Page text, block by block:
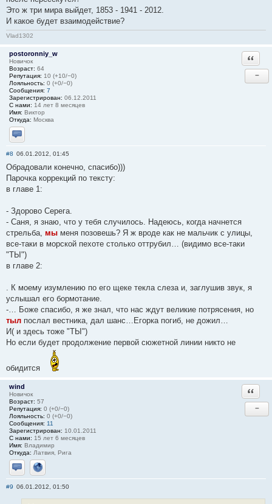
Это ж три мира выйдет, 1853 - 1941 - 2012.
И какое будет взаимодействие?
Vlad1302
postoronniy_w
Новичок
Возраст: 64
Репутация: 10 (+10/−0)
Лояльность: 0 (+0/−0)
Сообщения: 7
Зарегистрирован: 06.12.2011
С нами: 14 лет 8 месяцев
Имя: Виктор
Откуда: Москва
Отправить личное сообщение
−
#8 06.01.2012, 01:45
Обрадовали конечно, спасибо)))
Парочка коррекций по тексту:
в главе 1:
- Здорово Серега.
- Саня, я знаю, что у тебя случилось. Надеюсь, когда начнется
стрельба, мы меня позовешь? Я ж вроде как не мальчик с улицы,
все-таки в морской пехоте столько оттрубил… (видимо все-таки
"ТЫ")
в главе 2:
. К моему изумлению по его щеке текла слеза и, заглушив звук, я
услышал его бормотание.
-… Боже спасибо, я же знал, что нас ждут великие потрясения, но
тыл послал вестника, дал шанс…Егорка погиб, не дожил…
И( и здесь тоже "ТЫ")
Но если будет продолжение первой сюжетной линии никто не
обидится
wind
Новичок
Возраст: 57
Репутация: 0 (+0/−0)
Лояльность: 0 (+0/−0)
Сообщения: 11
Зарегистрирован: 10.01.2011
С нами: 15 лет 6 месяцев
Имя: Владимир
Откуда: Латвия, Рига
Отправить личное сообщение
Сайт
−
#9 06.01.2012, 01:50